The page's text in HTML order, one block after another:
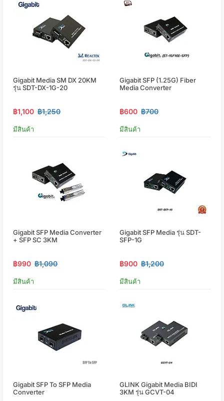
Gigabit Media SM DX 20KM
รุ่น SDT-DX-1G-20
฿1,100 ฿1,250
มีสินค้า
Gigabit SFP (1.25G) Fiber
Media Converter
฿600 ฿700
มีสินค้า
Gigabit SFP Media Converter
+ SFP SC 3KM
฿990 ฿1,090
มีสินค้า
Gigabit SFP Media รุ่น SDT-
SFP-1G
฿900 ฿1,200
มีสินค้า
Gigabit SFP To SFP Media
Converter
GLINK Gigabit Media BIDI
3KM รุ่น GCVT-04